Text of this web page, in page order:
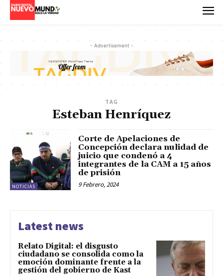
- Advertisement -
TAG
Esteban Henríquez
NOTICIAS
Corte de Apelaciones de
Concepción declara nulidad de
juicio que condenó a 4
integrantes de la CAM a 15 años
de prisión
9 Febrero, 2024
Latest news
Relato Digital: el disgusto
ciudadano se consolida como la
emoción dominante frente a la
gestión del gobierno de Kast